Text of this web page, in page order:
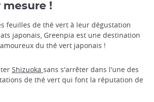
mesure !
feuilles de thé vert à leur dégustation
japonais, Greenpia est une destination
du thé vert japonais !
Shizuoka sans s'arrêter dans l'une des
de thé vert qui font la réputation de